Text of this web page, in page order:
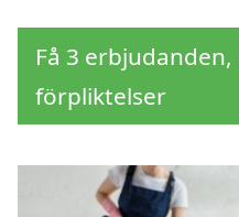
Få 3
förpliktelser